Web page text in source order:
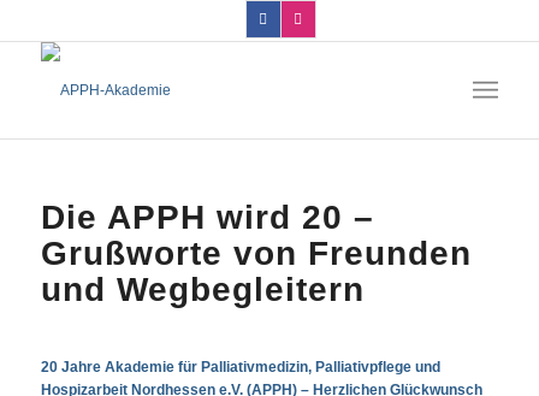
Die APPH wird 20 –
Grußworte von Freunden
und Wegbegleitern
20 Jahre Akademie für Palliativmedizin, Palliativpflege und
Hospizarbeit Nordhessen e.V. (APPH) – Herzlichen Glückwunsch